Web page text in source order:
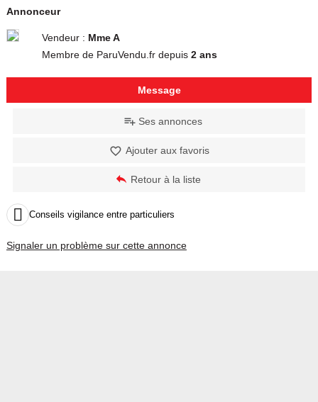
Annonceur
Vendeur : Mme A
Membre de ParuVendu.fr depuis 2 ans
Message
Ses annonces
Ajouter aux favoris
Retour à la liste
 Conseils vigilance entre particuliers
Signaler un problème sur cette annonce